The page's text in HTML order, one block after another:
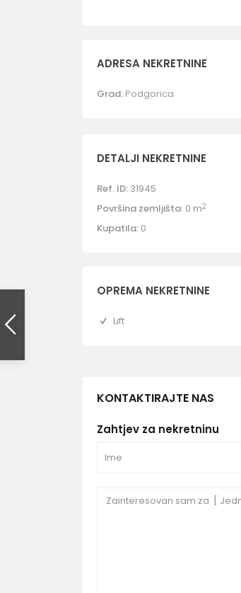
ADRESA NEKRETNINE
Grad: Podgorica
DETALJI NEKRETNINE
Ref. ID: 31945
Površina zemljišta: 0 m2
Kupatila: 0
OPREMA NEKRETNINE
Lift
KONTAKTIRAJTE NAS
Zahtjev za nekretninu